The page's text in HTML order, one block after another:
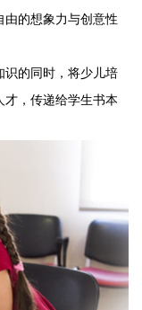
由的想象力与创意性
的同时，将少儿培
才，传递给学生书本